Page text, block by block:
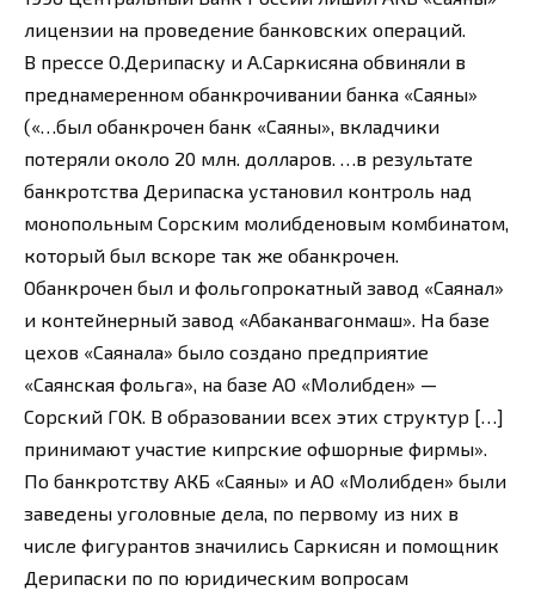
лицензии на проведение банковских операций.
В прессе О.Дерипаску и А.Саркисяна обвиняли в
преднамеренном обанкрочивании банка «Саяны»
(«…был обанкрочен банк «Саяны», вкладчики
потеряли около 20 млн. долларов. …в результате
банкротства Дерипаска установил контроль над
монопольным Сорским молибденовым комбинатом,
который был вскоре так же обанкрочен.
Обанкрочен был и фольгопрокатный завод «Саянал»
и контейнерный завод «Абаканвагонмаш». На базе
цехов «Саянала» было создано предприятие
«Саянская фольга», на базе АО «Молибден» —
Сорский ГОК. В образовании всех этих структур […]
принимают участие кипрские офшорные фирмы».
По банкротству АКБ «Саяны» и АО «Молибден» были
заведены уголовные дела, по первому из них в
числе фигурантов значились Саркисян и помощник
Дерипаски по по юридическим вопросам